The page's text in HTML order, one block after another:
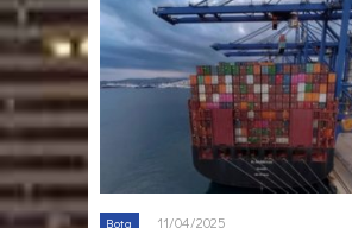
Bota 11/04/2025